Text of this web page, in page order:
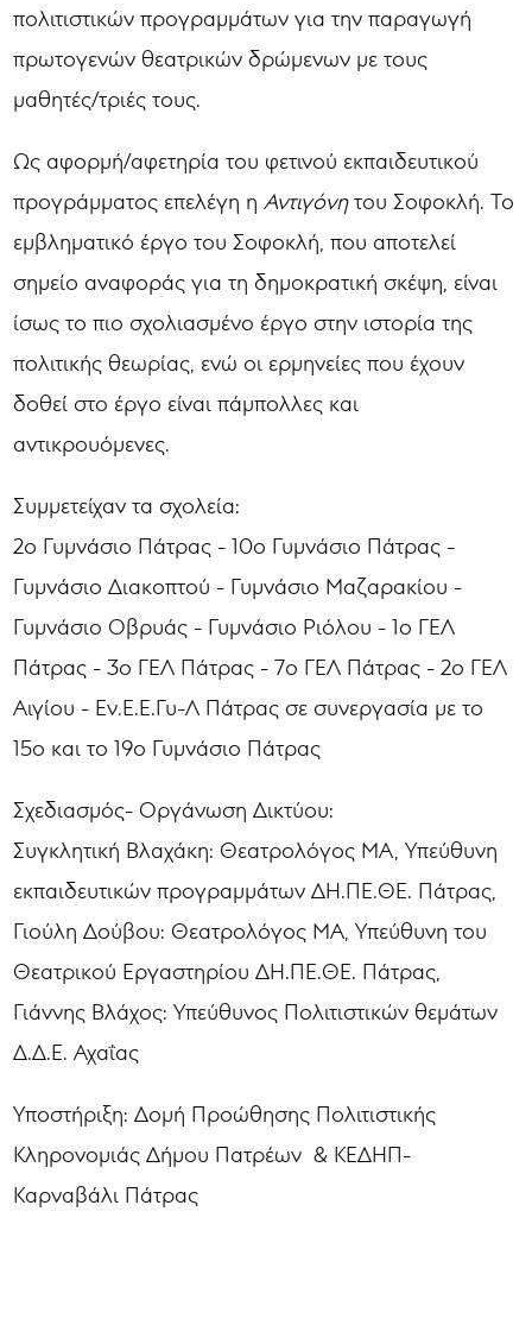
πολιτιστικών προγραμμάτων για την παραγωγή
πρωτογενών θεατρικών δρώμενων με τους
μαθητές/τριές τους.
Ως αφορμή/αφετηρία του φετινού εκπαιδευτικού
προγράμματος επελέγη ηΑντιγόνητου Σοφοκλή. Το
εμβληματικό έργο του Σοφοκλή, που αποτελεί
σημείο αναφοράς για τη δημοκρατική σκέψη, είναι
ίσως το πιο σχολιασμένο έργο στην ιστορία της
πολιτικής θεωρίας, ενώ οι ερμηνείες που έχουν
δοθεί στο έργο είναι πάμπολλες και
αντικρουόμενες.
Συμμετείχαν τα σχολεία:
2ο Γυμνάσιο Πάτρας - 10ο Γυμνάσιο Πάτρας -
Γυμνάσιο Διακοπτού - Γυμνάσιο Μαζαρακίου -
Γυμνάσιο Οβρυάς - Γυμνάσιο Ριόλου - 1ο ΓΕΛ
Πάτρας - 3ο ΓΕΛ Πάτρας - 7ο ΓΕΛ Πάτρας - 2ο ΓΕΛ
Αιγίου - Εν.Ε.Ε.Γυ-Λ Πάτρας σε συνεργασία με το
15ο και το 19ο Γυμνάσιο Πάτρας
Σχεδιασμός- Οργάνωση Δικτύου:
Συγκλητική Βλαχάκη: Θεατρολόγος MA, Υπεύθυνη
εκπαιδευτικών προγραμμάτων ΔΗ.ΠΕ.ΘΕ. Πάτρας,
Γιούλη Δούβου: Θεατρολόγος ΜΑ, Υπεύθυνη του
Θεατρικού Εργαστηρίου ΔΗ.ΠΕ.ΘΕ. Πάτρας,
Γιάννης Βλάχος: Υπεύθυνος Πολιτιστικών θεμάτων
Δ.Δ.Ε. Αχαΐας
Υποστήριξη: Δομή Προώθησης Πολιτιστικής
Κληρονομιάς Δήμου Πατρέων & ΚΕΔΗΠ-
Καρναβάλι Πάτρας